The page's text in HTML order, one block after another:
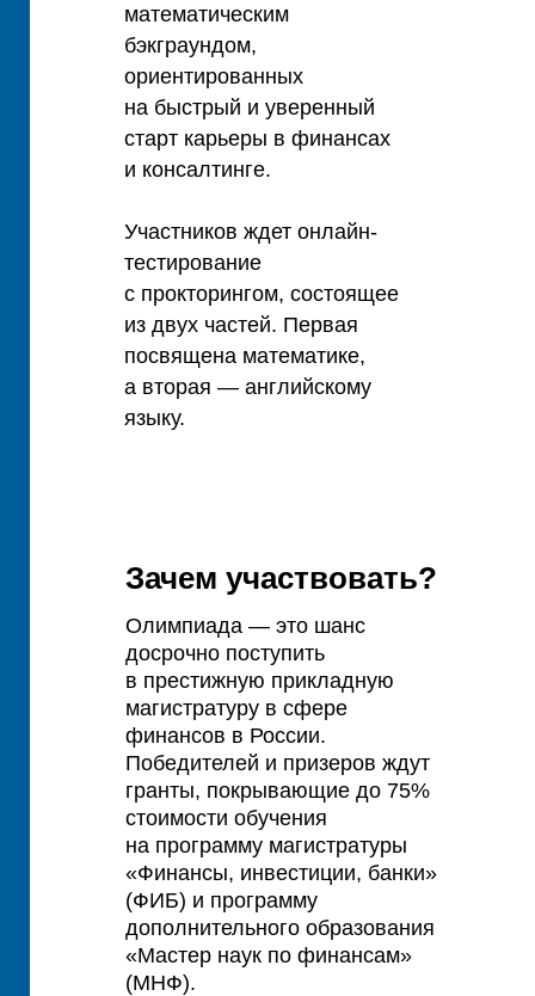
математическим
бэкграундом,
ориентированных
на быстрый и уверенный
старт карьеры в финансах
и консалтинге.
Участников ждет онлайн-
тестирование
с прокторингом, состоящее
из двух частей. Первая
посвящена математике,
а вторая — английскому
языку.
Зачем участвовать?
Олимпиада — это шанс
досрочно поступить
в престижную прикладную
магистратуру в сфере
финансов в России.
Победителей и призеров ждут
гранты, покрывающие до 75%
стоимости обучения
на программу магистратуры
«Финансы, инвестиции, банки»
(ФИБ) и программу
дополнительного образования
«Мастер наук по финансам»
(МНФ).